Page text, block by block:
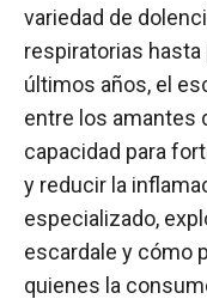
variedad de
respiratorias
últimos años, el
entre los amantes
capacidad para
y reducir la
especializado,
escardale y cómo
quienes la